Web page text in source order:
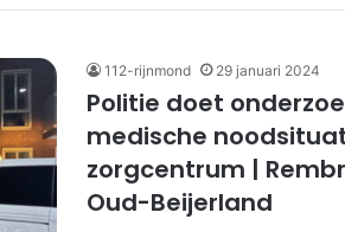
112-rijnmond 29 januari 2024
Politie doet
medische
zorgcentrum |
Oud-Beijerland